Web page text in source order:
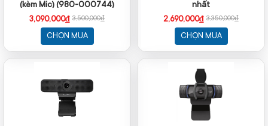
(kèm Mic) (980-000744)
3,090,000₫ 3,500,000₫
CHỌN MUA
nhất
2,690,000₫ 3,350,000₫
CHỌN MUA